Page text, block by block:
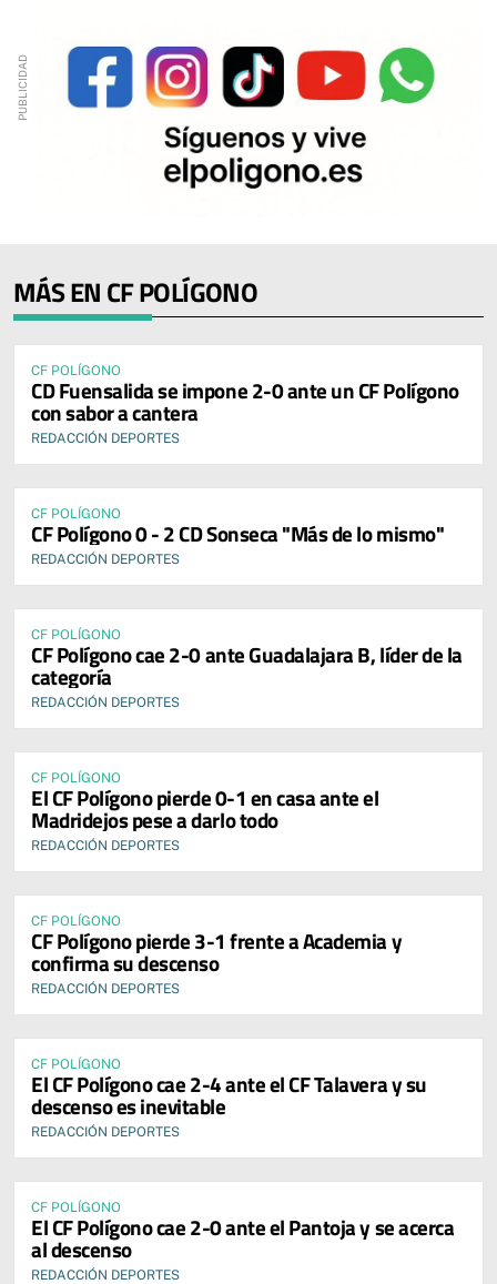
MÁS EN CF POLÍGONO
CF POLÍGONO
CD Fuensalida se impone 2-0 ante un CF Polígono
con sabor a cantera
REDACCIÓN DEPORTES
CF POLÍGONO
CF Polígono 0 - 2 CD Sonseca "Más de lo mismo"
REDACCIÓN DEPORTES
CF POLÍGONO
CF Polígono cae 2-0 ante Guadalajara B, líder de la
categoría
REDACCIÓN DEPORTES
CF POLÍGONO
El CF Polígono pierde 0-1 en casa ante el
Madridejos pese a darlo todo
REDACCIÓN DEPORTES
CF POLÍGONO
CF Polígono pierde 3-1 frente a Academia y
confirma su descenso
REDACCIÓN DEPORTES
CF POLÍGONO
El CF Polígono cae 2-4 ante el CF Talavera y su
descenso es inevitable
REDACCIÓN DEPORTES
CF POLÍGONO
El CF Polígono cae 2-0 ante el Pantoja y se acerca
al descenso
REDACCIÓN DEPORTES